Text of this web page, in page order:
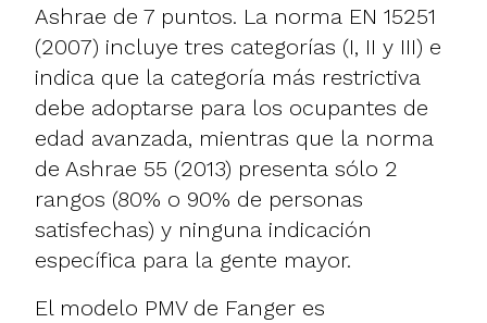
Ashrae de 7 puntos. La norma EN 15251
(2007) incluye tres categorías (I, II y III) e
indica que la categoría más restrictiva
debe adoptarse para los ocupantes de
edad avanzada, mientras que la norma
de Ashrae 55 (2013) presenta sólo 2
rangos (80% o 90% de personas
satisfechas) y ninguna indicación
específica para la gente mayor.
El modelo PMV de Fanger es